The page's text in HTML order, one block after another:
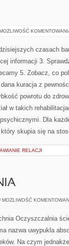
czasach
informacji 3.
5. Zobacz, co
kuracja z
powrotu do
w takich
Dla
który skupia się na
RELACJI
MOŻLIWOŚĆ
Oczyszczalnia
nazwa uwypukla
Na czym